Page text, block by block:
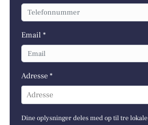
Email *
Adresse *
Adresse
Dine oplysninger deles med op til tre lokale